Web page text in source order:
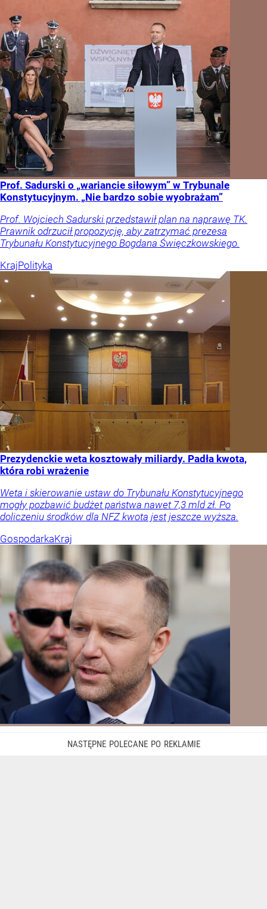
Prof. Sadurski o „wariancie siłowym” w Trybunale
Konstytucyjnym. „Nie bardzo sobie wyobrażam”
Prof. Wojciech Sadurski przedstawił plan na naprawę TK.
Prawnik odrzucił propozycję, aby zatrzymać prezesa
Trybunału Konstytucyjnego Bogdana Święczkowskiego.
KrajPolityka
Prezydenckie weta kosztowały miliardy. Padła kwota,
która robi wrażenie
Weta i skierowanie ustaw do Trybunału Konstytucyjnego
mogły pozbawić budżet państwa nawet 7,3 mld zł. Po
doliczeniu środków dla NFZ kwota jest jeszcze wyższa.
GospodarkaKraj